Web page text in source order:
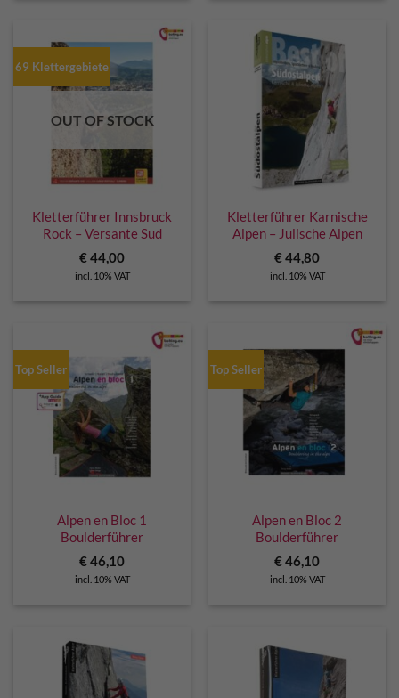
69 Klettergebiete
OUT OF STOCK
Kletterführer Innsbruck
Rock – Versante Sud
€44,00
incl. 10% VAT
Kletterführer Karnische
Alpen – Julische Alpen
€44,80
incl. 10% VAT
Top Seller
Alpen en Bloc 1
Boulderführer
€46,10
incl. 10% VAT
Top Seller
Alpen en Bloc 2
Boulderführer
€46,10
incl. 10% VAT